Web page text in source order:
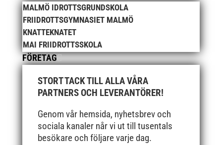
MALMÖ IDROTTSGRUNDSKOLA
FRIIDROTTSGYMNASIET MALMÖ
KNATTEKNATET
MAI FRIIDROTTSSKOLA
FÖRETAG
STORT TACK TILL ALLA VÅRA
PARTNERS OCH LEVERANTÖRER!
Genom vår hemsida, nyhetsbrev och
sociala kanaler når vi ut till tusentals
besökare och följare varje dag.
september 2021
juni 2021
maj 2021
april 2021
mars 2021
februari 2021
december 2020
november 2020
oktober 2020
september 2020